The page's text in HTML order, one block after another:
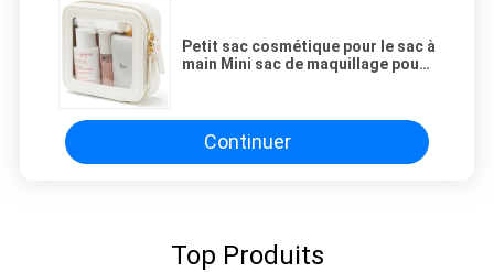
Petit sac cosmétique pour le sac à
main Mini sac de maquillage pour
voyages Petit maquillage en cuir
blanc O
Continuer
Top Produits